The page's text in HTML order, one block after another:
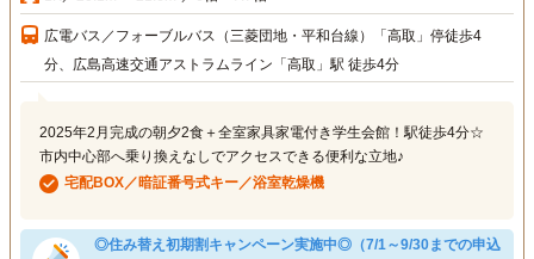
広電バス／フォーブルバス（三菱団地・平和台線）「高取」停徒歩4
分、広島高速交通アストラムライン「高取」駅 徒歩4分
2025年2月完成の朝夕2食＋全室家具家電付き学生会館！駅徒歩4分☆
市内中心部へ乗り換えなしでアクセスできる便利な立地♪
宅配BOX／暗証番号式キー／浴室乾燥機
◎住み替え初期割キャンペーン実施中◎（7/1～9/30までの申込